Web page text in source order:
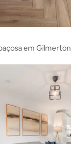
em Gilmerton